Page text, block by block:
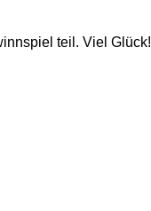
teil. Viel Glück!